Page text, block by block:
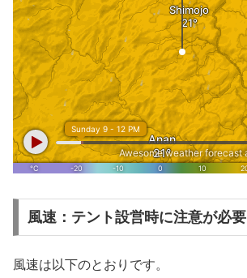
風速：テント設営時に注意が必要
風速は以下のとおりです。